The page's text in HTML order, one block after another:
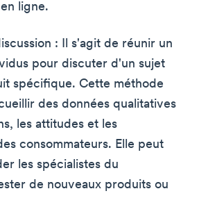
ligne.
: Il s'agit de réunir un
pour discuter d'un sujet
spécifique. Cette méthode
des données qualitatives
les attitudes et les
consommateurs. Elle peut
les spécialistes du
de nouveaux produits ou